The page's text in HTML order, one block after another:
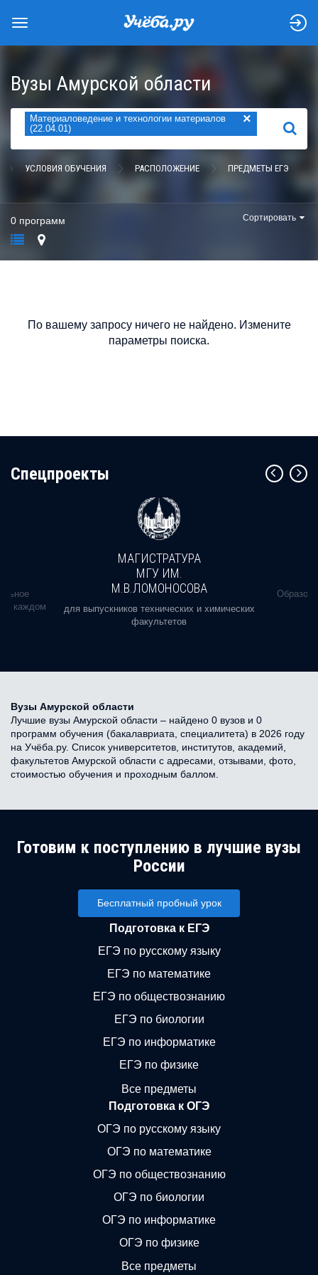
Вузы Амурской области
Материаловедение и технологии материалов
(22.04.01)
×
НАЙТИ
УСЛОВИЯ ОБУЧЕНИЯ РАСПОЛОЖЕНИЕ ПРЕДМЕТЫ ЕГЭ
0 программ Сортировать
По вашему запросу ничего не найдено. Измените
параметры поиска.
Cпецпроекты
в каждом
МАГИСТРАТУРА
МГУ ИМ.
М.В.ЛОМОНОСОВА
для выпускников технических и химических
факультетов
Вузы Амурской области
Лучшие вузы Амурской области – найдено 0 вузов и 0
программ обучения (бакалавриата, специалитета) в 2026 году
на Учёба.ру. Список университетов, институтов, академий,
факультетов Амурской области с адресами, отзывами, фото,
стоимостью обучения и проходным баллом.
Готовим к поступлению в лучшие вузы
России
Бесплатный пробный урок
Подготовка к ЕГЭ
ЕГЭ по русскому языку
ЕГЭ по математике
ЕГЭ по обществознанию
ЕГЭ по биологии
ЕГЭ по информатике
ЕГЭ по физике
Все предметы
Подготовка к ОГЭ
ОГЭ по русскому языку
ОГЭ по математике
ОГЭ по обществознанию
ОГЭ по биологии
ОГЭ по информатике
ОГЭ по физике
Все предметы